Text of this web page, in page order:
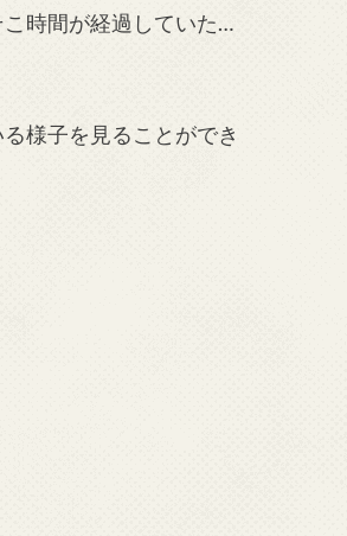
時間が経過していた…
様子を見ることができ